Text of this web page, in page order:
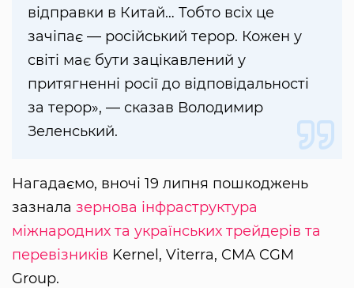
відправки в Китай… Тобто всіх це
зачіпає — російський терор. Кожен у
світі має бути зацікавлений у
притягненні росії до відповідальності
за терор», — сказав Володимир
Зеленський.
Нагадаємо, вночі 19 липня пошкоджень
зазнала зернова інфраструктура
міжнародних та українських трейдерів та
перевізників Kernel, Viterra, CMA CGM
Group.